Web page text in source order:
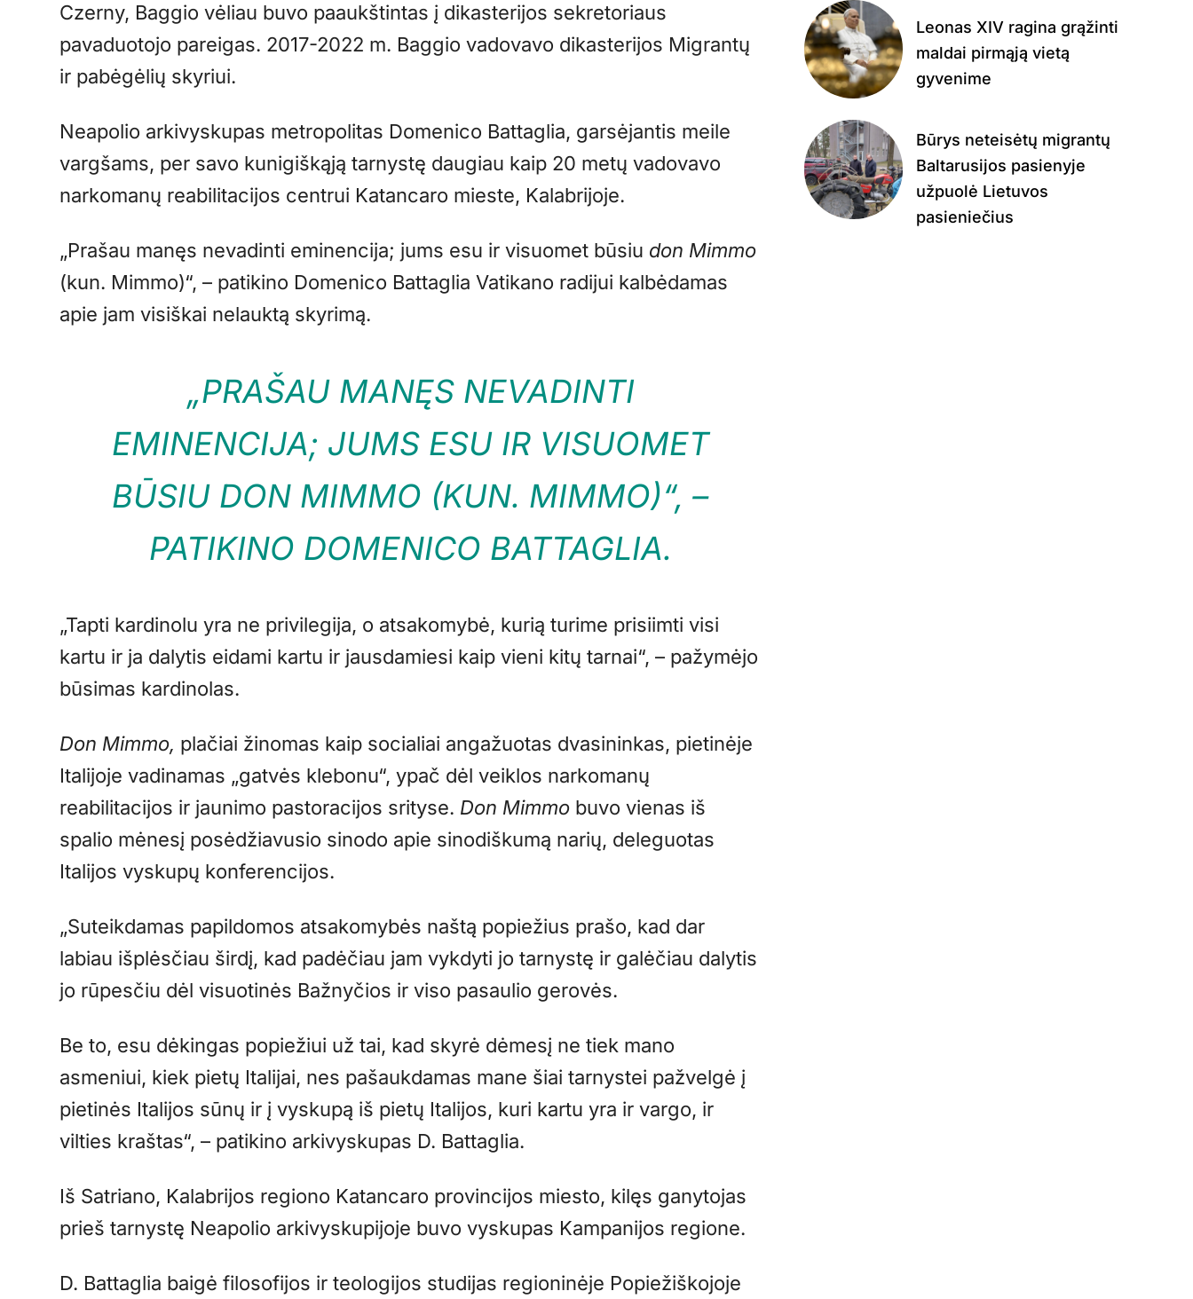
Czerny, Baggio vėliau buvo paaukštintas į dikasterijos sekretoriaus
pavaduotojo pareigas. 2017-2022 m. Baggio vadovavo dikasterijos Migrantų
ir pabėgėlių skyriui.
Neapolio arkivyskupas metropolitas Domenico Battaglia, garsėjantis meile
vargšams, per savo kunigiškąją tarnystę daugiau kaip 20 metų vadovavo
narkomanų reabilitacijos centrui Katancaro mieste, Kalabrijoje.
„Prašau manęs nevadinti eminencija; jums esu ir visuomet būsiu don Mimmo
(kun. Mimmo)“, – patikino Domenico Battaglia Vatikano radijui kalbėdamas
apie jam visiškai nelauktą skyrimą.
„PRAŠAU MANĘS NEVADINTI
EMINENCIJA; JUMS ESU IR VISUOMET
BŪSIU DON MIMMO (KUN. MIMMO)“, –
PATIKINO DOMENICO BATTAGLIA.
„Tapti kardinolu yra ne privilegija, o atsakomybė, kurią turime prisiimti visi
kartu ir ja dalytis eidami kartu ir jausdamiesi kaip vieni kitų tarnai“, – pažymėjo
būsimas kardinolas.
Don Mimmo, plačiai žinomas kaip socialiai angažuotas dvasininkas, pietinėje
Italijoje vadinamas „gatvės klebonu“, ypač dėl veiklos narkomanų
reabilitacijos ir jaunimo pastoracijos srityse. Don Mimmo buvo vienas iš
spalio mėnesį posėdžiavusio sinodo apie sinodiškumą narių, deleguotas
Italijos vyskupų konferencijos.
„Suteikdamas papildomos atsakomybės naštą popiežius prašo, kad dar
labiau išplėsčiau širdį, kad padėčiau jam vykdyti jo tarnystę ir galėčiau dalytis
jo rūpesčiu dėl visuotinės Bažnyčios ir viso pasaulio gerovės.
Be to, esu dėkingas popiežiui už tai, kad skyrė dėmesį ne tiek mano
asmeniui, kiek pietų Italijai, nes pašaukdamas mane šiai tarnystei pažvelgė į
pietinės Italijos sūnų ir į vyskupą iš pietų Italijos, kuri kartu yra ir vargo, ir
vilties kraštas“, – patikino arkivyskupas D. Battaglia.
Iš Satriano, Kalabrijos regiono Katancaro provincijos miesto, kilęs ganytojas
prieš tarnystę Neapolio arkivyskupijoje buvo vyskupas Kampanijos regione.
D. Battaglia baigė filosofijos ir teologijos studijas regioninėje Popiežiškojoje
Leonas XIV ragina grąžinti
maldai pirmąją vietą
gyvenime
Būrys neteisėtų migrantų
Baltarusijos pasienyje
užpuolė Lietuvos
pasieniečius